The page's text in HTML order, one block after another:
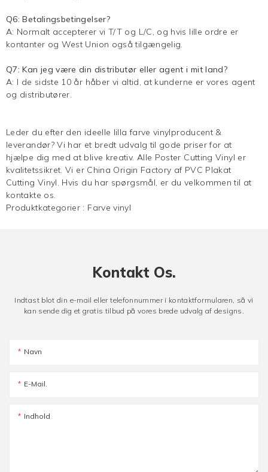
Q6: Betalingsbetingelser?
A: Normalt accepterer vi T/T og L/C, og hvis lille ordre er
kontanter og West Union også tilgængelig.
Q7: Kan jeg være din distributør eller agent i mit land?
A: I de sidste 10 år håber vi altid, at kunderne er vores agent
og distributører.
Leder du efter den ideelle lilla farve vinylproducent &
leverandør? Vi har et bredt udvalg til gode priser for at
hjælpe dig med at blive kreativ. Alle Poster Cutting Vinyl er
kvalitetssikret. Vi er China Origin Factory af PVC Plakat
Cutting Vinyl. Hvis du har spørgsmål, er du velkommen til at
kontakte os.
Produktkategorier : Farve vinyl
Kontakt Os.
Indtast blot din e-mail eller telefonnummer i kontaktformularen, så vi
kan sende dig et gratis tilbud på vores brede udvalg af designs.
Navn
E-Mail.
Indhold